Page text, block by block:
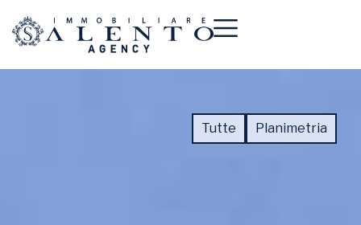
Tutte Planimetria